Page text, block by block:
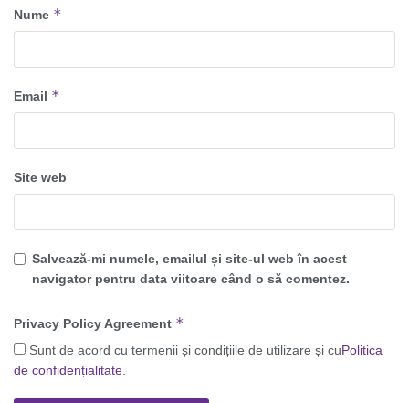
Nume *
Email *
Site web
Salvează-mi numele, emailul și site-ul web în acest
navigator pentru data viitoare când o să comentez.
Privacy Policy Agreement *
Sunt de acord cu termenii și condițiile de utilizare și cuPolitica
de confidențialitate.